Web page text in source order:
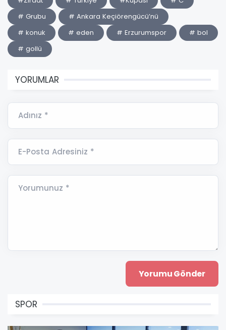
# Grubu
# Ankara Keçiörengücü’nü
# konuk
# eden # Erzurumspor
# bol
# gollü
YORUMLAR
Adınız *
E-Posta Adresiniz *
Yorumunuz *
SPOR